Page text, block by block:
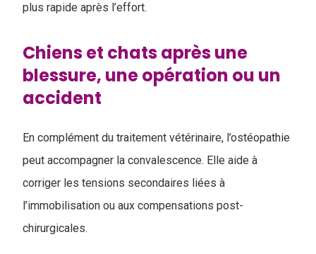
plus rapide après l’effort.
Chiens et chats après une
blessure, une opération ou un
accident
En complément du traitement vétérinaire, l’ostéopathie
peut accompagner la convalescence. Elle aide à
corriger les tensions secondaires liées à
l’immobilisation ou aux compensations post-
chirurgicales.